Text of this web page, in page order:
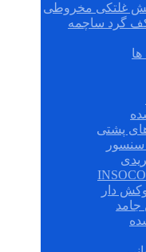
غلتکی مخروطی
گرد ساچمه
ها
سنسور
دار
جامد